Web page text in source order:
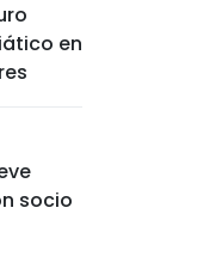
en
socio